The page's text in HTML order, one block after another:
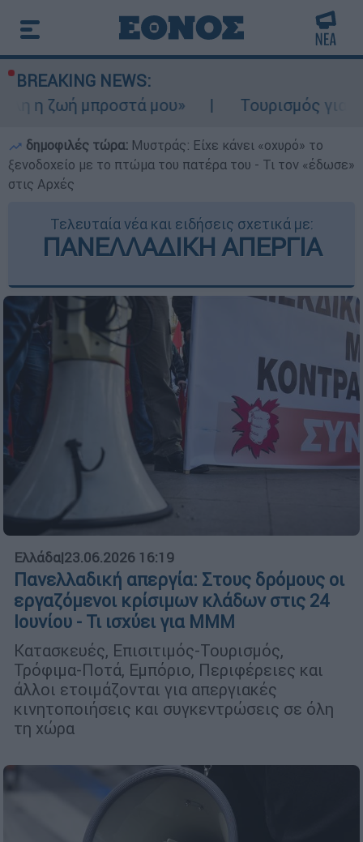
BREAKING NEWS:
μου»
Τουρισμός για Ολους 2026-
δημοφιλές τώρα: Μυστράς: Είχε κάνει «οχυρό» το
ξενοδοχείο με το πτώμα του πατέρα του - Τι τον «έδωσε»
στις Αρχές
Τελευταία νέα και ειδήσεις σχετικά με:
ΠΑΝΕΛΛΑΔΙΚΗ ΑΠΕΡΓΙΑ
Ελλάδα|23.06.2026 16:19
Πανελλαδική απεργία: Στους δρόμους οι
εργαζόμενοι κρίσιμων κλάδων στις 24
Ιουνίου - Τι ισχύει για ΜΜΜ
Κατασκευές, Επισιτιμός-Τουρισμός,
Τρόφιμα-Ποτά, Εμπόριο, Περιφέρειες και
άλλοι ετοιμάζονται για απεργιακές
κινητοποιήσεις και συγκεντρώσεις σε όλη
τη χώρα